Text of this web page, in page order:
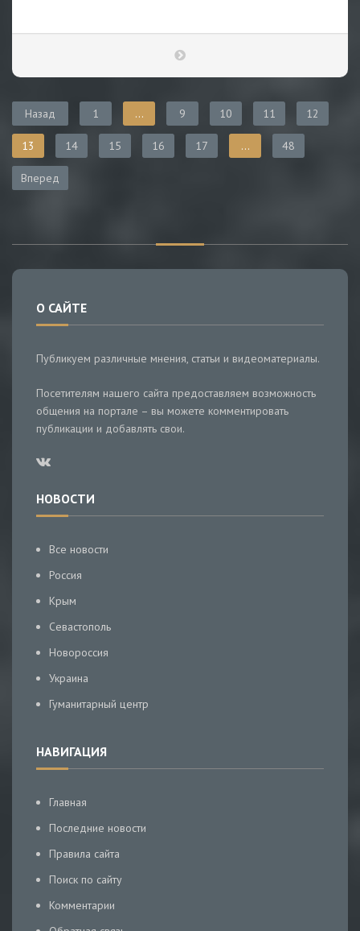
Назад 1 ... 9 10 11 12
13 14 15 16 17 ... 48
Вперед
О САЙТЕ
Публикуем различные мнения, статьи и видеоматериалы.
Посетителям нашего сайта предоставляем возможность
общения на портале – вы можете комментировать
публикации и добавлять свои.
НОВОСТИ
Все новости
Россия
Крым
Севастополь
Новороссия
Украина
Гуманитарный центр
НАВИГАЦИЯ
Главная
Последние новости
Правила сайта
Поиск по сайту
Комментарии